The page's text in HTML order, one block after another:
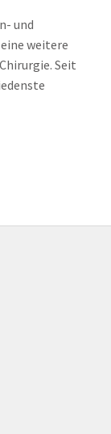
und
weitere
Seit